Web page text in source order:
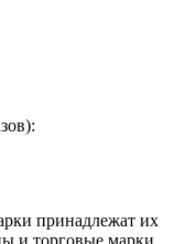
принадлежат их